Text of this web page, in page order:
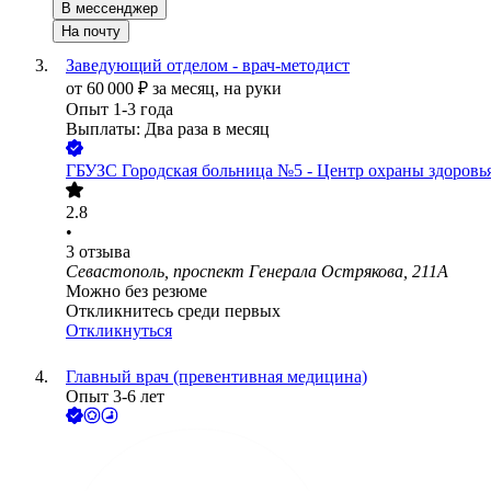
В мессенджер
На почту
Заведующий отделом - врач-методист
от 60 000 ₽ за месяц, на руки
Опыт 1-3 года
Выплаты: Два раза в месяц
ГБУЗС Городская больница №5 - Центр охраны
2.8
•
3 отзыва
Севастополь, проспект Генерала Острякова, 211А
Можно без резюме
Откликнитесь среди первых
Откликнуться
Главный врач (превентивная медицина)
Опыт 3-6 лет